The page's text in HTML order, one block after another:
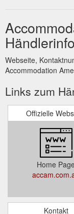
Webseite,
Accommodation
Links zum
Offizielle
Home Page
Kontakt